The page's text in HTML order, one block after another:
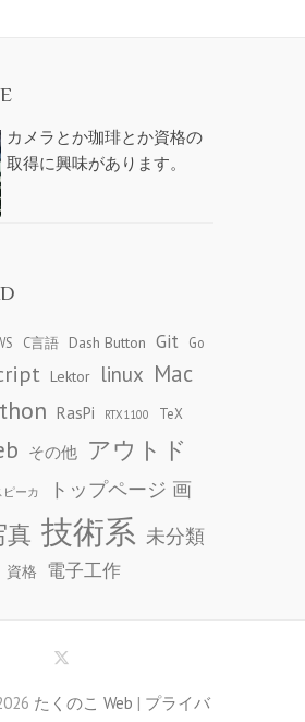
カメラとか珈琲とか資格の
取得に興味があります。
C言語 Dash Button Git Go
Lektor linux Mac
RasPi RTX1100 TeX
その他 アウトド
ピーカ
トップページ 画
真 技術系 未分類
資格 電子工作
たくのこ Web | プライバ